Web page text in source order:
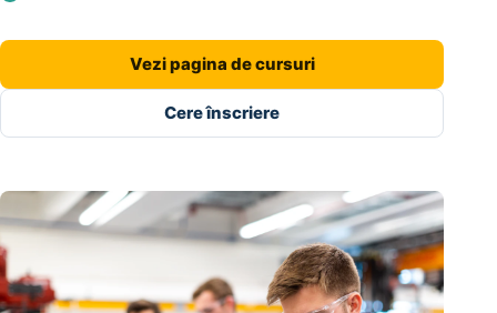
Vezi pagina de cursuri
Cere înscriere